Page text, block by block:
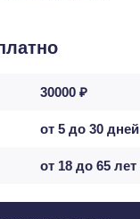
30000 ₽
от 5 до 30 дней
от 18 до 65 лет